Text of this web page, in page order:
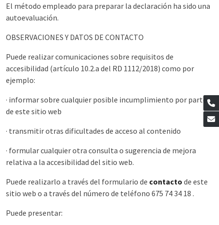
El método empleado para preparar la declaración ha sido una
autoevaluación.
OBSERVACIONES Y DATOS DE CONTACTO
Puede realizar comunicaciones sobre requisitos de
accesibilidad (artículo 10.2.a del RD 1112/2018) como por
ejemplo:
· informar sobre cualquier posible incumplimiento por parte
de este sitio web
· transmitir otras dificultades de acceso al contenido
· formular cualquier otra consulta o sugerencia de mejora
relativa a la accesibilidad del sitio web.
Puede realizarlo a través del formulario de contacto de este
sitio web o a través del número de teléfono 675 74 34 18 .
Puede presentar: